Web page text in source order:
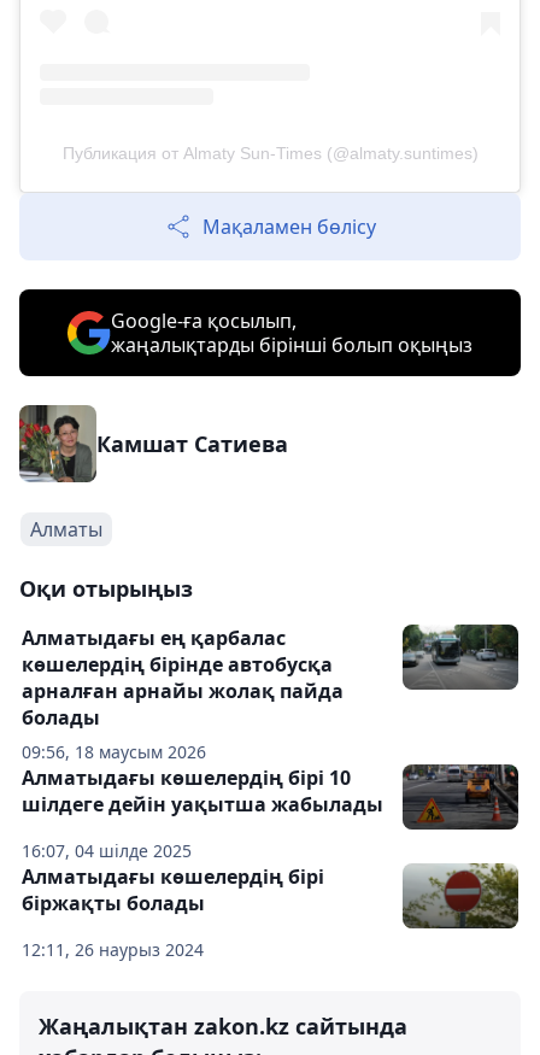
Публикация от Almaty Sun-Times (@almaty.suntimes)
Мақаламен бөлісу
Google-ға қосылып,
жаңалықтарды бірінші болып оқыңыз
Камшат Сатиева
Алматы
Оқи отырыңыз
09:56, 18 маусым 2026
Алматыдағы ең қарбалас
көшелердің бірінде автобусқа
арналған арнайы жолақ пайда
болады
16:07, 04 шілде 2025
Алматыдағы көшелердің бірі 10
шілдеге дейін уақытша жабылады
12:11, 26 наурыз 2024
Алматыдағы көшелердің бірі
біржақты болады
Жаңалықтан zakon.kz сайтында